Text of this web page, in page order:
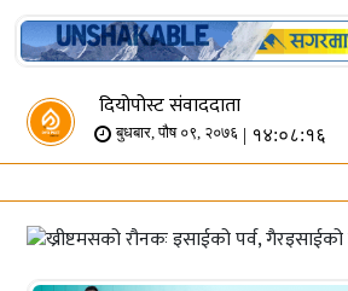
दियोपोस्ट संवाददाता
बुधबार, पौष ०९, २०७६ | १४:०८:१६